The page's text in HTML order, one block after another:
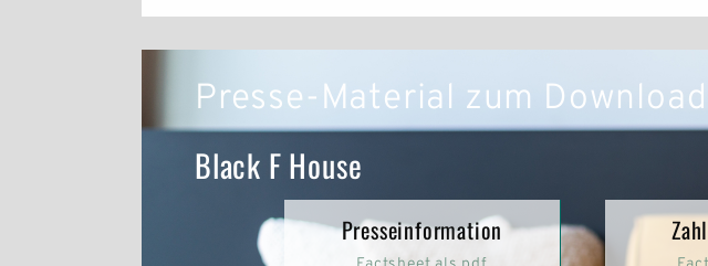
Presse-Material zum Download
Black F House
Presseinformation